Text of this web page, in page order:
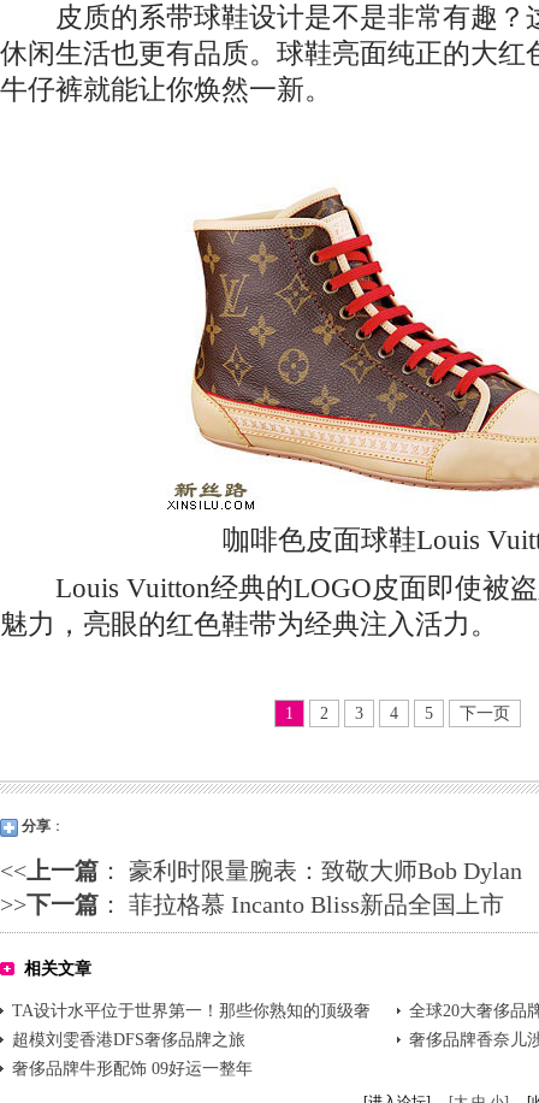
皮质的系带球鞋设计是不是非常有趣？
休闲生活也更有品质。球鞋亮面纯正的大红
牛仔裤就能让你焕然一新。
咖啡色皮面球鞋Louis
Louis Vuitton经典的LOGO皮面即使被盗
魅力，亮眼的红色鞋带为经典注入活力。
1 2 3 4 5 下一页
分享 ：
<<上一篇 ： 豪利时限量腕表：致敬大师Bob Dylan
>>下一篇 ： 菲拉格慕 Incanto Bliss新品全国上市
相关文章
TA设计水平位于世界第一！那些你熟知的顶级奢
侈品牌都出自这
全球20大奢侈品
可就尴尬了（上
超模刘雯香港DFS奢侈品牌之旅
奢侈品牌香奈儿
奢侈品牌牛形配饰 09好运一整年